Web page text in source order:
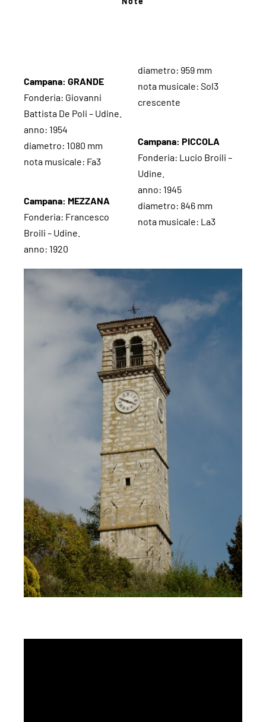
Campana: GRANDE
Fonderia: Giovanni
Battista De Poli – Udine.
anno: 1954
diametro: 1080 mm
nota musicale: Fa3
Campana: MEZZANA
Fonderia: Francesco
Broili – Udine.
anno: 1920
diametro: 959 mm
nota musicale: Sol3
crescente
Campana: PICCOLA
Fonderia: Lucio Broili –
Udine.
anno: 1945
diametro: 846 mm
nota musicale: La3